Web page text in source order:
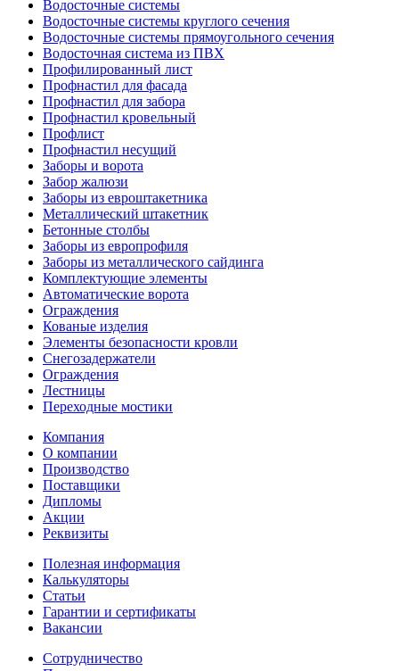
Водосточные системы
Водосточные системы круглого сечения
Водосточные системы прямоугольного сечения
Водосточная система из ПВХ
Профилированный лист
Профнастил для фасада
Профнастил для забора
Профнастил кровельный
Профлист
Профнастил несущий
Заборы и ворота
Забор жалюзи
Заборы из евроштакетника
Металлический штакетник
Бетонные столбы
Заборы из европрофиля
Заборы из металлического сайдинга
Комплектующие элементы
Автоматические ворота
Ограждения
Кованые изделия
Элементы безопасности кровли
Снегозадержатели
Ограждения
Лестницы
Переходные мостики
Компания
О компании
Производство
Поставщики
Дипломы
Акции
Реквизиты
Полезная информация
Калькуляторы
Статьи
Гарантии и сертификаты
Вакансии
Сотрудничество